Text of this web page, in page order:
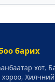
барих
хот,
хороо,